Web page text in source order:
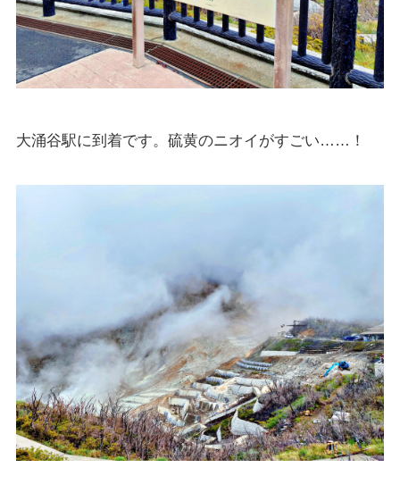
大涌谷駅に到着です。硫黄のニオイがすごい……！